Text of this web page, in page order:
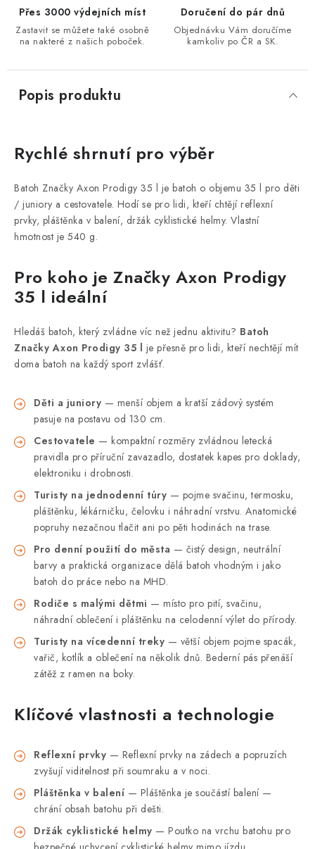
Přes 3000 výdejních míst
Zastavit se můžete také osobně
na nakteré z našich poboček.
Doručení do pár dnů
Objednávku Vám doručíme
kamkoliv po ČR a SK.
Popis produktu
Rychlé shrnutí pro výběr
Batoh Značky Axon Prodigy 35 l je batoh o objemu 35 l pro děti
/ juniory a cestovatele. Hodí se pro lidi, kteří chtějí reflexní
prvky, pláštěnka v balení, držák cyklistické helmy. Vlastní
hmotnost je 540 g.
Pro koho je Značky Axon Prodigy
35 l ideální
Hledáš batoh, který zvládne víc než jednu aktivitu? Batoh
Značky Axon Prodigy 35 l je přesně pro lidi, kteří nechtějí mít
doma batoh na každý sport zvlášť.
Děti a juniory — menší objem a kratší zádový systém
pasuje na postavu od 130 cm.
Cestovatele — kompaktní rozměry zvládnou letecká
pravidla pro příruční zavazadlo, dostatek kapes pro doklady,
elektroniku i drobnosti.
Turisty na jednodenní túry — pojme svačinu, termosku,
pláštěnku, lékárničku, čelovku i náhradní vrstvu. Anatomické
popruhy nezačnou tlačit ani po pěti hodinách na trase.
Pro denní použití do města — čistý design, neutrální
barvy a praktická organizace dělá batoh vhodným i jako
batoh do práce nebo na MHD.
Rodiče s malými dětmi — místo pro pití, svačinu,
náhradní oblečení i pláštěnku na celodenní výlet do přírody.
Turisty na vícedenní treky — větší objem pojme spacák,
vařič, kotlík a oblečení na několik dnů. Bederní pás přenáší
zátěž z ramen na boky.
Klíčové vlastnosti a technologie
Reflexní prvky — Reflexní prvky na zádech a popruzích
zvyšují viditelnost při soumraku a v noci.
Pláštěnka v balení — Pláštěnka je součástí balení —
chrání obsah batohu při dešti.
Držák cyklistické helmy — Poutko na vrchu batohu pro